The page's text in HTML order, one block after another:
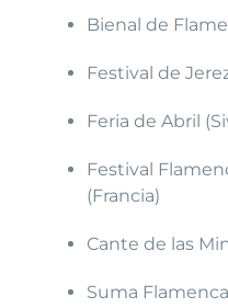
Bienal de
Festival de
Feria de Abril
Festival
(Francia)
Cante de las
Suma